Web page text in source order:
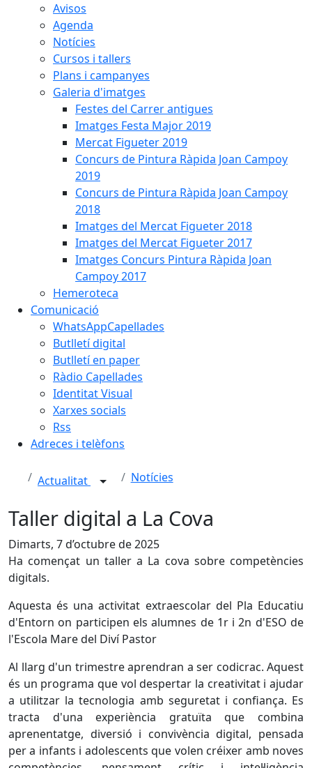
Avisos
Agenda
Notícies
Cursos i tallers
Plans i campanyes
Galeria d'imatges
Festes del Carrer antigues
Imatges Festa Major 2019
Mercat Figueter 2019
Concurs de Pintura Ràpida Joan Campoy
2019
Concurs de Pintura Ràpida Joan Campoy
2018
Imatges del Mercat Figueter 2018
Imatges del Mercat Figueter 2017
Imatges Concurs Pintura Ràpida Joan
Campoy 2017
Hemeroteca
Comunicació
WhatsAppCapellades
Butlletí digital
Butlletí en paper
Ràdio Capellades
Identitat Visual
Xarxes socials
Rss
Adreces i telèfons
Actualitat Notícies
Taller digital a La Cova
Dimarts, 7 d’octubre de 2025
Ha començat un taller a La cova sobre competències
digitals.
Aquesta és una activitat extraescolar del Pla Educatiu
d'Entorn on participen els alumnes de 1r i 2n d'ESO de
l'Escola Mare del Diví Pastor
Al llarg d'un trimestre aprendran a ser codicrac. Aquest
és un programa que vol despertar la creativitat i ajudar
a utilitzar la tecnologia amb seguretat i confiança. Es
tracta d'una experiència gratuïta que combina
aprenentatge, diversió i convivència digital, pensada
per a infants i adolescents que volen créixer amb noves